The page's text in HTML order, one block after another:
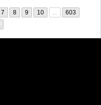
7 8 9 10 ...
603